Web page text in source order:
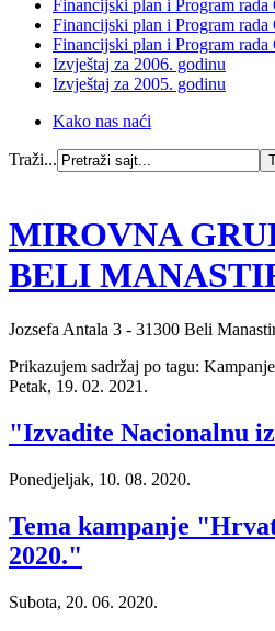
Financijski plan i Program rada
Financijski plan i Program rada
Financijski plan i Program rada
Izvještaj za 2006. godinu
Izvještaj za 2005. godinu
Kako nas naći
Traži...
MIROVNA
BELI
Jozsefa Antala 3 - 31300 Beli
Prikazujem sadržaj po tagu: Kampanje
Petak, 19. 02. 2021.
"Izvadite Nacionalnu
Ponedjeljak, 10. 08. 2020.
Tema kampanje
2020."
Subota, 20. 06. 2020.